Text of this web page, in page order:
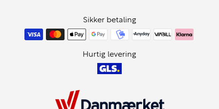
Sikker betaling
Hurtig levering